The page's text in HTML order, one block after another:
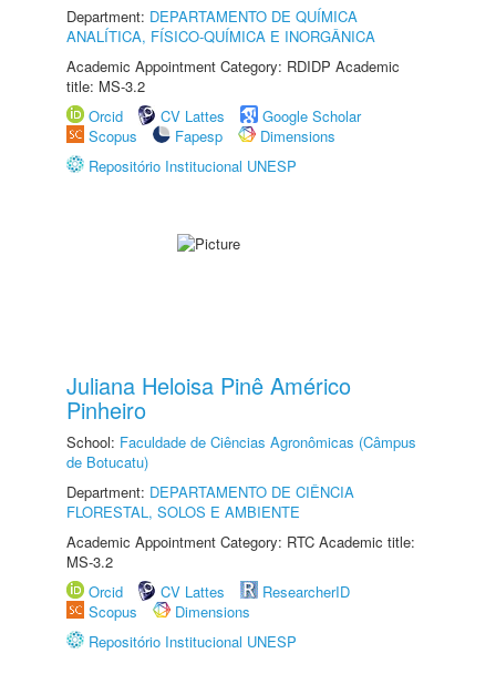
Department: DEPARTAMENTO DE QUÍMICA
ANALÍTICA, FÍSICO-QUÍMICA E INORGÂNICA
Academic Appointment Category: RDIDP Academic
title: MS-3.2
Orcid
CV Lattes
Google Scholar
Scopus
Fapesp
Dimensions
Repositório Institucional UNESP
Juliana Heloisa Pinê Américo
Pinheiro
School: Faculdade de Ciências Agronômicas (Câmpus
de Botucatu)
Department: DEPARTAMENTO DE CIÊNCIA
FLORESTAL, SOLOS E AMBIENTE
Academic Appointment Category: RTC Academic title:
MS-3.2
Orcid
CV Lattes
ResearcherID
Scopus
Dimensions
Repositório Institucional UNESP